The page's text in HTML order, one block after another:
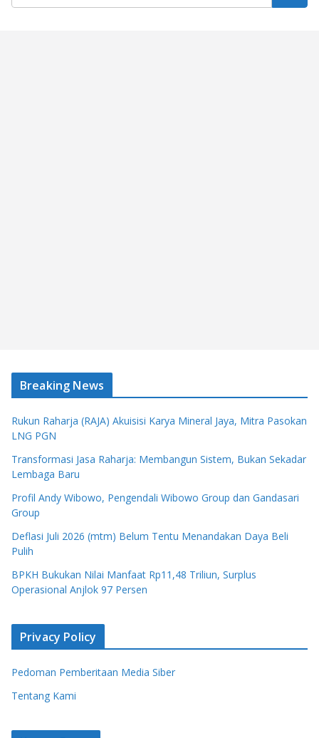
Breaking News
Rukun Raharja (RAJA) Akuisisi Karya Mineral Jaya, Mitra Pasokan
LNG PGN
Transformasi Jasa Raharja: Membangun Sistem, Bukan Sekadar
Lembaga Baru
Profil Andy Wibowo, Pengendali Wibowo Group dan Gandasari
Group
Deflasi Juli 2026 (mtm) Belum Tentu Menandakan Daya Beli
Pulih
BPKH Bukukan Nilai Manfaat Rp11,48 Triliun, Surplus
Operasional Anjlok 97 Persen
Privacy Policy
Pedoman Pemberitaan Media Siber
Tentang Kami